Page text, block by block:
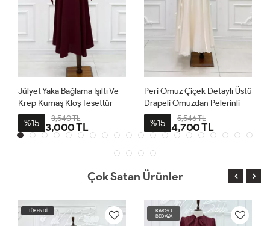
Jülyet Yaka Bağlama Işıltı Ve
Krep Kumaş Kloş Tesettür
Abiye Bordo
%15 3,540 TL
3,000 TL
Peri Omuz Çiçek Detaylı Üstü
Drapeli Omuzdan Pelerinli
Organze Kumaş Tesettür
Prenses Abiye Ekru
%15 5,546 TL
4,700 TL
Çok Satan Ürünler
TÜKENDİ
KARGO
BEDAVA